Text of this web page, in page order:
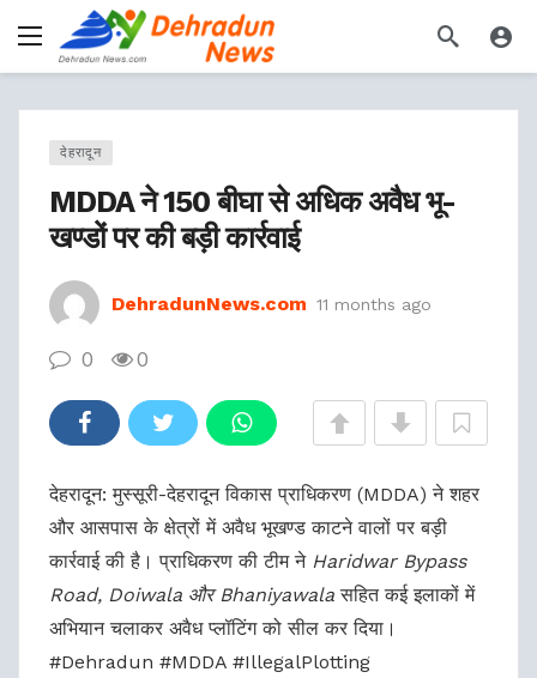
देहरादून
MDDA ने 150 बीघा से अधिक अवैध भू-
खण्डों पर की बड़ी कार्रवाई
DehradunNews.com 11 months ago
0 0
देहरादून: मुस्सूरी-देहरादून विकास प्राधिकरण (MDDA) ने शहर
और आसपास के क्षेत्रों में अवैध भूखण्ड काटने वालों पर बड़ी
कार्रवाई की है। प्राधिकरण की टीम ने Haridwar Bypass
Road, Doiwala और Bhaniyawala सहित कई इलाकों में
अभियान चलाकर अवैध प्लॉटिंग को सील कर दिया।
#Dehradun #MDDA #IllegalPlotting